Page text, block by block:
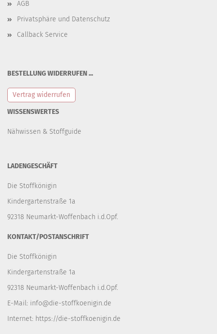
AGB
Privatsphäre und Datenschutz
Callback Service
BESTELLUNG WIDERRUFEN ...
Vertrag widerrufen
WISSENSWERTES
Nähwissen & Stoffguide
LADENGESCHÄFT
Die Stoffkönigin
Kindergartenstraße 1a
92318 Neumarkt-Woffenbach i.d.Opf.
KONTAKT/POSTANSCHRIFT
Die Stoffkönigin
Kindergartenstraße 1a
92318 Neumarkt-Woffenbach i.d.Opf.
E-Mail: info@die-stoffkoenigin.de
Internet: https://die-stoffkoenigin.de